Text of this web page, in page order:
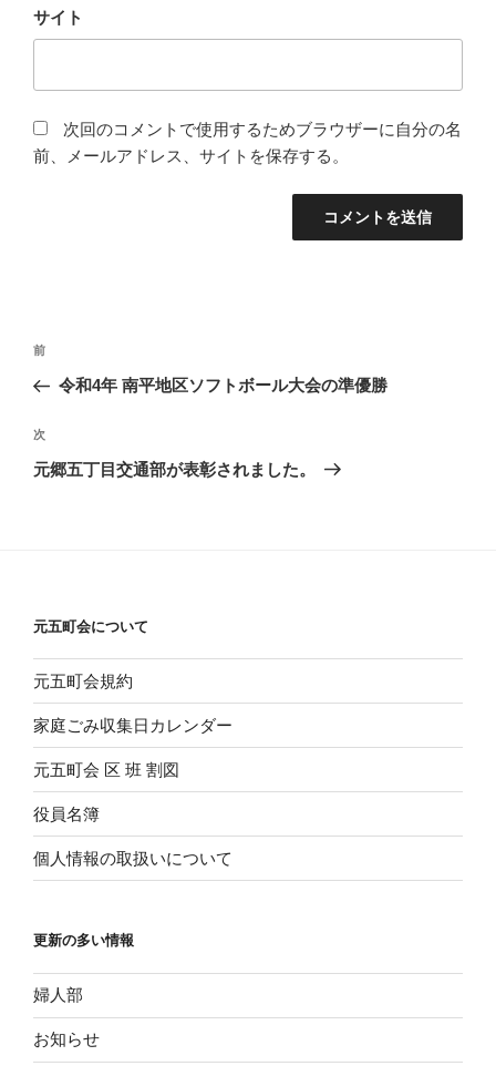
サイト
次回のコメントで使用するためブラウザーに自分の名
前、メールアドレス、サイトを保存する。
投
ナ
ビ
ゲ
前
の
稿
前
令和4年 南平地区ソフトボール大会の準優勝
次
の
次
元郷五丁目交通部が表彰されました。
元五町会について
元五町会規約
家庭ごみ収集日カレンダー
元五町会 区 班 割図
役員名簿
個人情報の取扱いについて
更新の多い情報
婦人部
お知らせ